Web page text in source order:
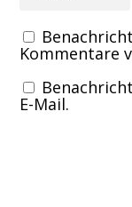
Kommentare
E-Mail.